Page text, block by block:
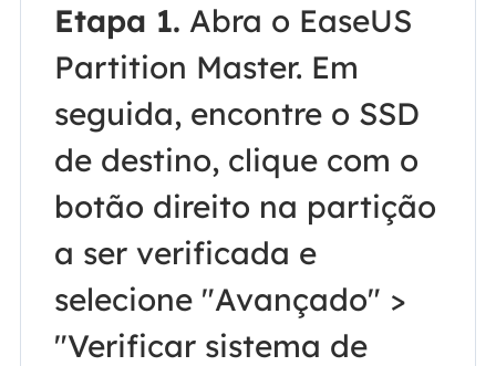
Etapa 1. Abra o EaseUS
Partition Master. Em
seguida, encontre o SSD
de destino, clique com o
botão direito na partição
a ser verificada e
selecione "Avançado" >
"Verificar sistema de